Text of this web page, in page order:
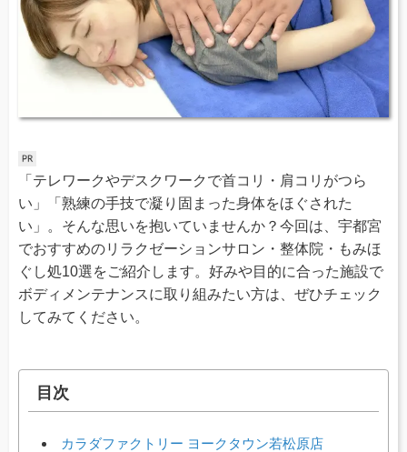
「テレワークやデスクワークで首コリ・肩コリがつら
い」「熟練の手技で凝り固まった身体をほぐされた
い」。そんな思いを抱いていませんか？今回は、宇都宮
でおすすめのリラクゼーションサロン・整体院・もみほ
ぐし処10選をご紹介します。好みや目的に合った施設で
ボディメンテナンスに取り組みたい方は、ぜひチェック
してみてください。
目次
カラダファクトリー ヨークタウン若松原店